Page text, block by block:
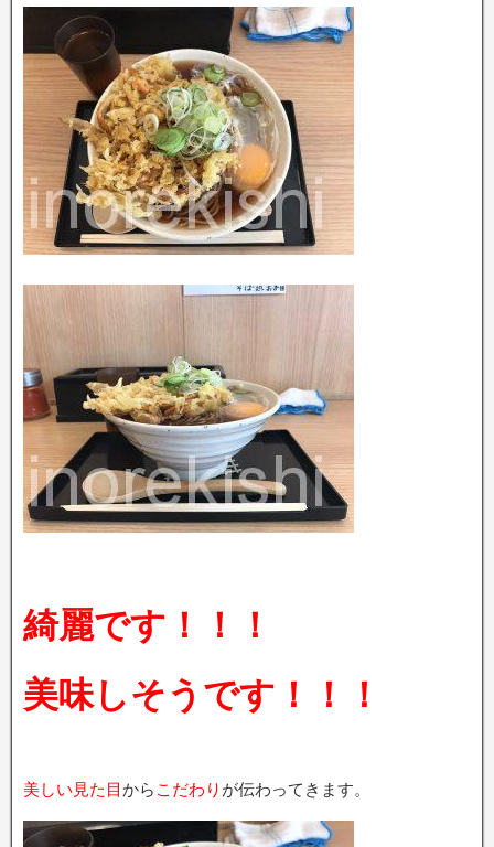
綺麗です！！！
美味しそうです！！！
美しい見た目から こだわり が伝わってきます。